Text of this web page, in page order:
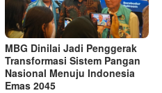
MBG Dinilai Jadi Penggerak
Transformasi Sistem Pangan
Nasional Menuju Indonesia
Emas 2045